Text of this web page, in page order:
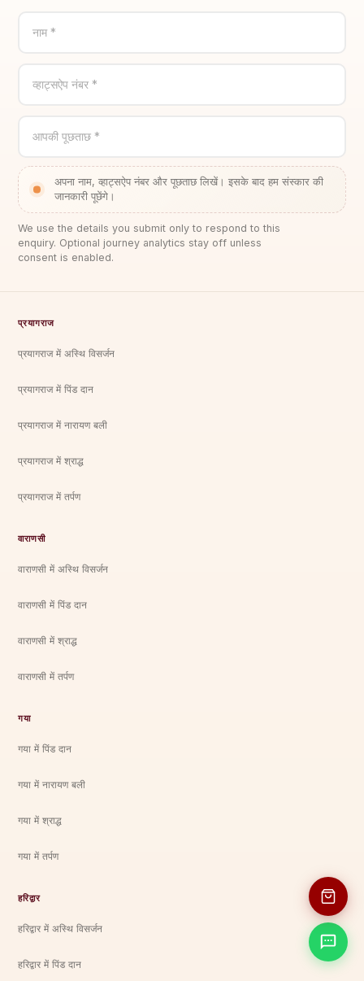
नाम *
व्हाट्सऐप नंबर *
आपकी पूछताछ *
अपना नाम, व्हाट्सऐप नंबर और पूछताछ लिखें। इसके बाद हम संस्कार की
जानकारी पूछेंगे।
We use the details you submit only to respond to this
enquiry. Optional journey analytics stay off unless
consent is enabled.
प्रयागराज
प्रयागराज में अस्थि विसर्जन
प्रयागराज में पिंड दान
प्रयागराज में नारायण बली
प्रयागराज में श्राद्ध
प्रयागराज में तर्पण
वाराणसी
वाराणसी में अस्थि विसर्जन
वाराणसी में पिंड दान
वाराणसी में श्राद्ध
वाराणसी में तर्पण
गया
गया में पिंड दान
गया में नारायण बली
गया में श्राद्ध
गया में तर्पण
हरिद्वार
हरिद्वार में अस्थि विसर्जन
हरिद्वार में पिंड दान